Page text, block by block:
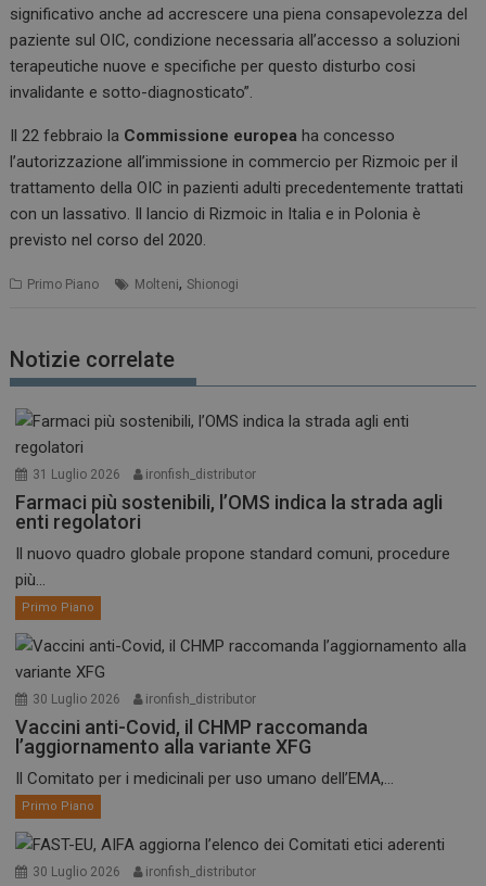
significativo anche ad accrescere una piena consapevolezza del
paziente sul OIC, condizione necessaria all’accesso a soluzioni
terapeutiche nuove e specifiche per questo disturbo cosi
invalidante e sotto-diagnosticato”.
Il 22 febbraio la Commissione europea ha concesso
l’autorizzazione all’immissione in commercio per Rizmoic per il
trattamento della OIC in pazienti adulti precedentemente trattati
con un lassativo. Il lancio di Rizmoic in Italia e in Polonia è
previsto nel corso del 2020.
Primo Piano Molteni,Shionogi
Notizie correlate
31 Luglio 2026 ironfish_distributor
Farmaci più sostenibili, l’OMS indica la strada agli
enti regolatori
Il nuovo quadro globale propone standard comuni, procedure
più...
Primo Piano
30 Luglio 2026 ironfish_distributor
Vaccini anti-Covid, il CHMP raccomanda
l’aggiornamento alla variante XFG
Il Comitato per i medicinali per uso umano dell’EMA,...
Primo Piano
30 Luglio 2026 ironfish_distributor